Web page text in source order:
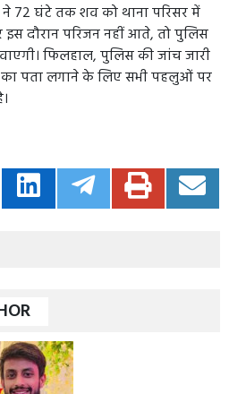
72 घंटे तक शव को थाना परिसर में
दौरान परिजन नहीं आते, तो पुलिस
फिलहाल, पुलिस की जांच जारी
पता लगाने के लिए सभी पहलुओं पर